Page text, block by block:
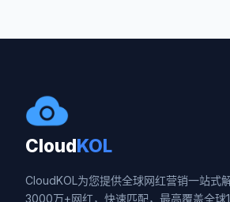
CloudKOL
CloudKOL为您提供全球网红营销一站式解
3000万+网红，快速匹配，最高覆盖全球